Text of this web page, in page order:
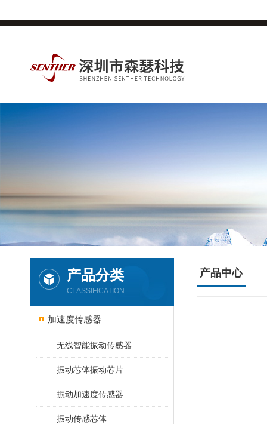
产品分类
CLASSIFICATION
加速度传感器
无线智能振动传感器
振动芯体振动芯片
振动加速度传感器
振动传感芯体
产品中心